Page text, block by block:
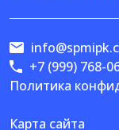
Политика
Карта сайта
+7 (999) 768-